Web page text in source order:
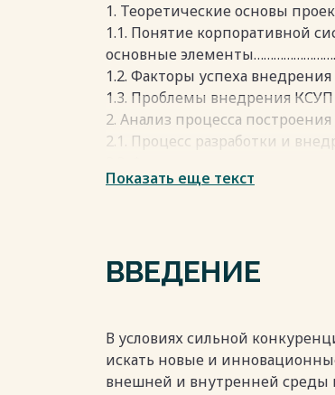
1. Теоретические основы
1.1. Понятие корпоративной
основные
1.2. Факторы успеха
1.3. Проблемы внедрения
2. Анализ процесса
2.1. Процесс разработки и
Список использованных
Показать еще текст
ВВЕДЕНИЕ
В условиях сильной
искать новые и
внешней и внутренней среды